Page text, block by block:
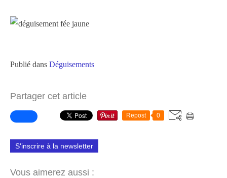
Publié dans Déguisements
Partager cet article
Repost 0
S'inscrire à la newsletter
Vous aimerez aussi :